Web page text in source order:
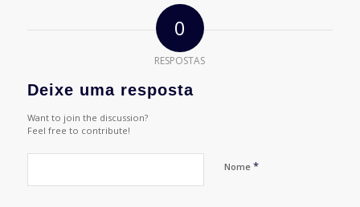
0
RESPOSTAS
Deixe uma resposta
Want to join the discussion?
Feel free to contribute!
Nome *